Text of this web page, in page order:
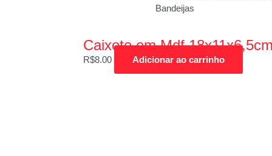
Bandeijas
Caixote em Mdf
R$8.00 Adicionar ao carrinho